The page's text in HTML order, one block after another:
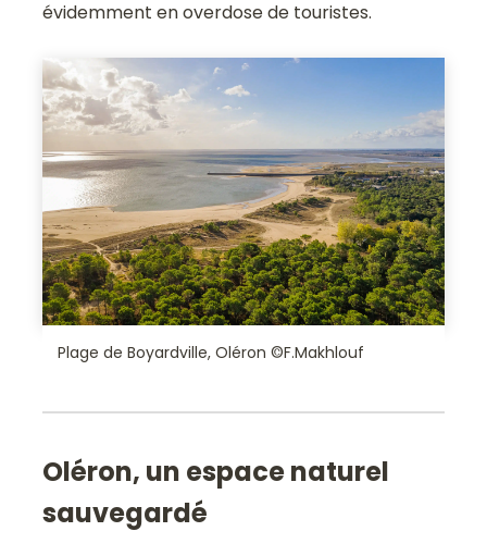
évidemment en overdose de touristes.
Plage de Boyardville, Oléron ©F.Makhlouf
Oléron, un espace naturel
sauvegardé